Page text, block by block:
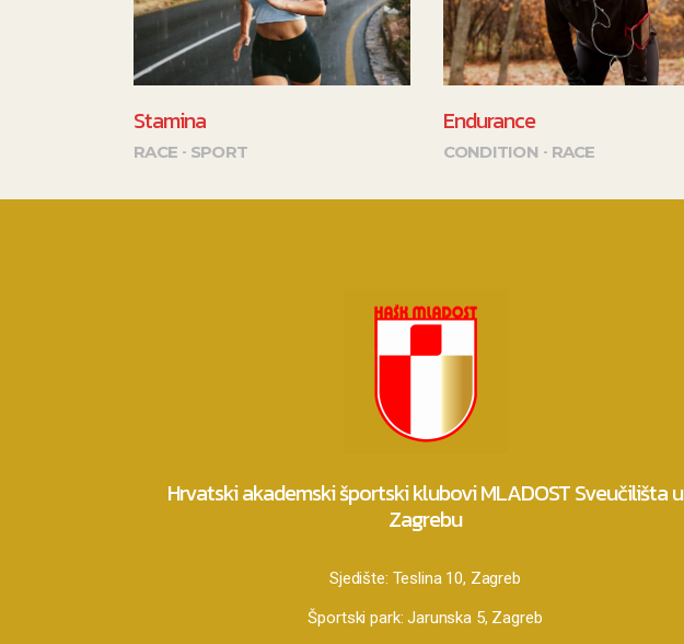
Stamina
RACE SPORT
Endurance
CONDITION RACE
Hrvatski akademski športski klubovi MLADOST Sveučilišta u
Zagrebu
Sjedište: Teslina 10, Zagreb
Športski park:Jarunska 5, Zagreb